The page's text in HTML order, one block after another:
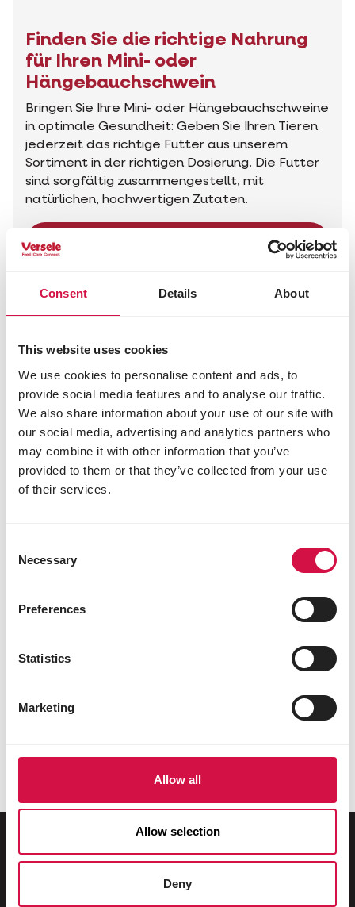
Consent Details About
This website uses cookies
We use cookies to personalise content and ads, to
provide social media features and to analyse our traffic.
We also share information about your use of our site with
our social media, advertising and analytics partners who
may combine it with other information that you’ve
provided to them or that they’ve collected from your use
of their services.
Selection
Necessary
Preferences
Statistics
Marketing
Allow all
Allow selection
Deny
Finden Sie die richtige Nahrung
für Ihren Mini- oder
Hängebauchschwein
Bringen Sie Ihre Mini- oder Hängebauchschweine
in optimale Gesundheit: Geben Sie Ihren Tieren
jederzeit das richtige Futter aus unserem
Sortiment in der richtigen Dosierung. Die Futter
sind sorgfältig zusammengestellt, mit
natürlichen, hochwertigen Zutaten.
Die richtigen Produkte finden
Was sollten Sie unbedingt beachten,